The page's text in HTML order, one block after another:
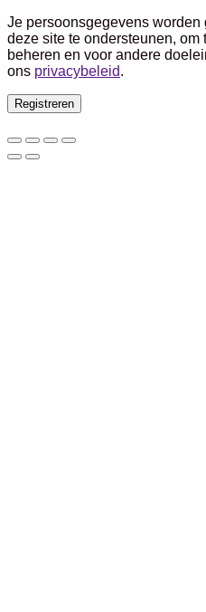
Je persoonsgegevens
deze site te ondersteunen, om
beheren en voor andere
ons privacybeleid.
Registreren